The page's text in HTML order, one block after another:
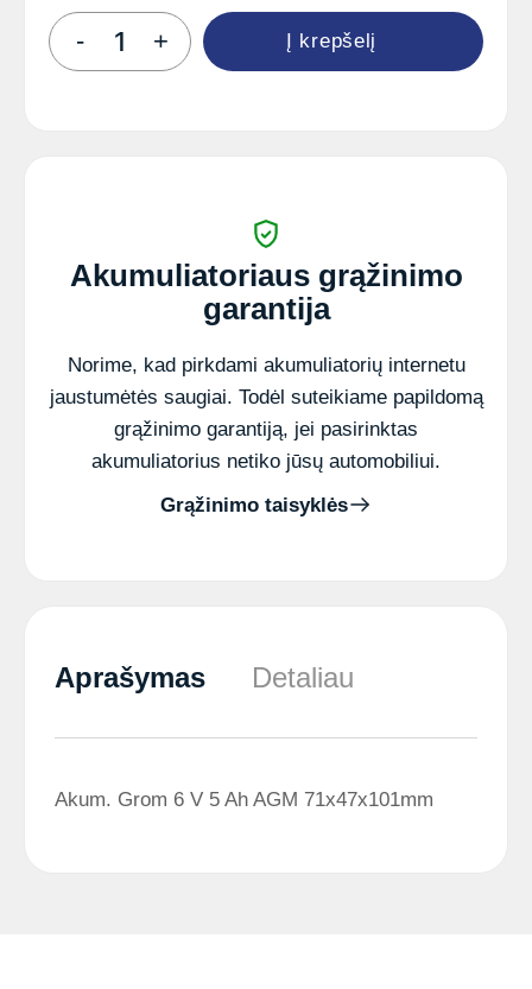
-
produkto
kiekis:
Akum.
+ Į krepšelį
Akumuliatoriaus grąžinimo
garantija
Norime, kad pirkdami akumuliatorių internetu
jaustumėtės saugiai. Todėl suteikiame papildomą
grąžinimo garantiją, jei pasirinktas
akumuliatorius netiko jūsų automobiliui.
Grąžinimo taisyklės
Aprašymas Detaliau
Akum. Grom 6 V 5 Ah AGM 71x47x101mm